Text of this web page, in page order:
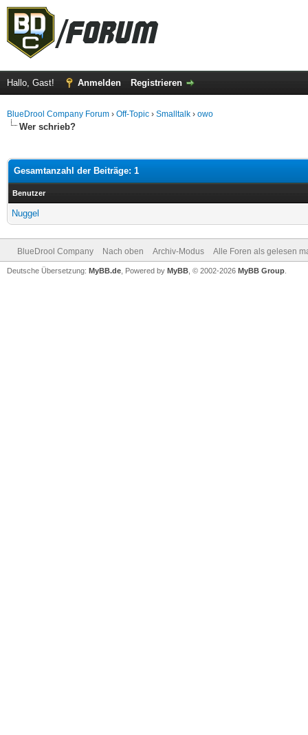
Hallo, Gast! Anmelden Registrieren
BlueDrool Company Forum › Off-Topic › Smalltalk › owo
Wer schrieb?
Gesamtanzahl der Beiträge: 1
Benutzer
Nuggel
BlueDrool Company Nach oben Archiv-Modus Alle Foren als gelesen
Deutsche Übersetzung: MyBB.de , Powered by MyBB , © 2002-2026 MyBB Group